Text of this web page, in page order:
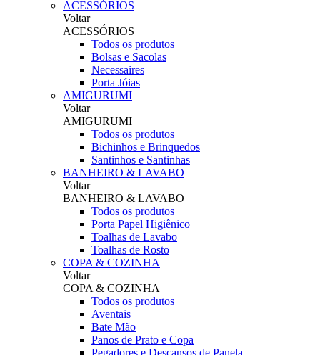
ACESSÓRIOS
Voltar
ACESSÓRIOS
Todos os produtos
Bolsas e Sacolas
Necessaires
Porta Jóias
AMIGURUMI
Voltar
AMIGURUMI
Todos os produtos
Bichinhos e Brinquedos
Santinhos e Santinhas
BANHEIRO & LAVABO
Voltar
BANHEIRO & LAVABO
Todos os produtos
Porta Papel Higiênico
Toalhas de Lavabo
Toalhas de Rosto
COPA & COZINHA
Voltar
COPA & COZINHA
Todos os produtos
Aventais
Bate Mão
Panos de Prato e Copa
Pegadores e Descansos de Panela